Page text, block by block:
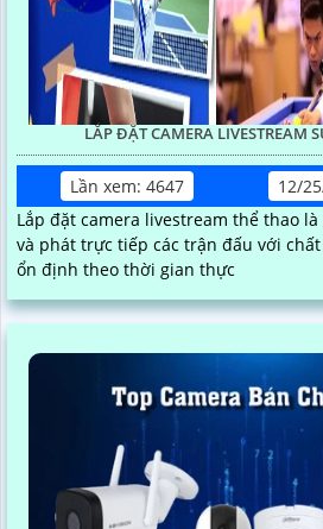
LẮP ĐẶT CAMERA LIVESTREAM
Lần xem: 4647
12/
Lắp đặt camera livestream thể thao
và phát trực tiếp các trận đấu với
ổn định theo thời gian thực